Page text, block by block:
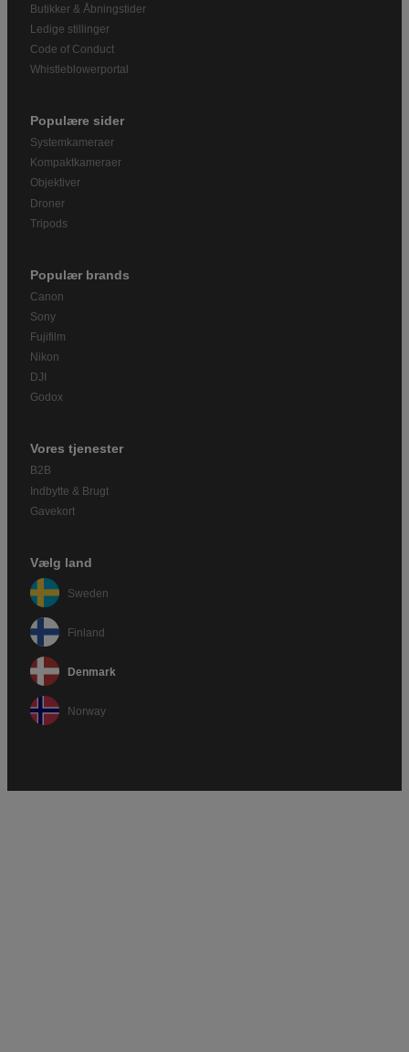
Butikker & Åbningstider
Ledige stillinger
Code of Conduct
Whistleblowerportal
Populære sider
Systemkameraer
Kompaktkameraer
Objektiver
Droner
Tripods
Populær brands
Canon
Sony
Fujifilm
Nikon
DJI
Godox
Vores tjenester
B2B
Indbytte & Brugt
Gavekort
Vælg land
Sweden
Finland
Denmark
Norway